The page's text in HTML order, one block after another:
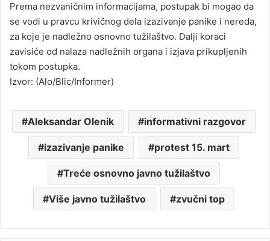
Prema nezvaničnim informacijama, postupak bi mogao da
se vodi u pravcu krivičnog dela izazivanje panike i nereda,
za koje je nadležno osnovno tužilaštvo. Dalji koraci
zavisiće od nalaza nadležnih organa i izjava prikupljenih
tokom postupka.
Izvor: (Alo/Blic/Informer)
Aleksandar Olenik informativni razgovor
izazivanje panike protest 15. mart
Treće osnovno javno tužilaštvo
Više javno tužilaštvo zvučni top